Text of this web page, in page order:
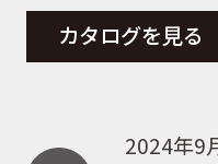
カタログを見る
2024年9